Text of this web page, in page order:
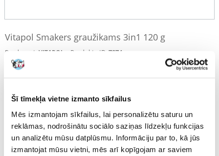
Šī tīmekļa vietne izmanto sīkfailus
Mēs izmantojam sīkfailus, lai personalizētu saturu un
reklāmas, nodrošinātu sociālo saziņas līdzekļu funkcijas
un analizētu mūsu datplūsmu. Informāciju par to, kā jūs
izmantojat mūsu vietni, mēs arī kopīgojam ar saviem
Vitapol Smakers graužikams 3in1 120 g
Producent: VITAPOL Produkta ID: 7874
Uzrakstīt atsauksmi
€2.22 (18.50 € / kg)
NOSŪTĪŠANA 48 STUNDU LAIKĀ.
Mūsu klienta fotogrāfijasMūsu klienta fotogrāfijas